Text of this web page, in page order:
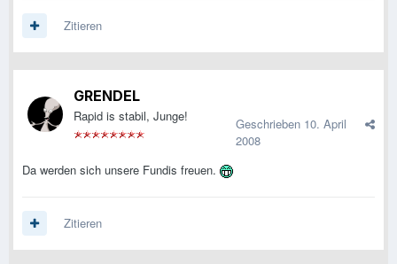
Zitieren
GRENDEL
Rapid is stabil, Junge! Geschrieben 10. April
2008
Da werden sich unsere Fundis freuen.
Zitieren